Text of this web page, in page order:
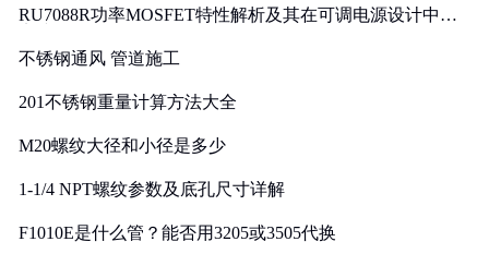
RU7088R功率MOSFET特性解析及其在可调电源设计中的
不锈钢通风 管道施工
201不锈钢重量计算方法大全
M20螺纹大径和小径是多少
1-1/4 NPT螺纹参数及底孔尺寸详解
F1010E是什么管？能否用3205或3505代换